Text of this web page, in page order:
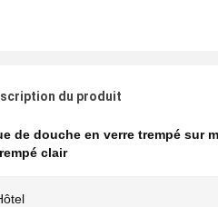
du produit
de douche en verre trempé sur
clair